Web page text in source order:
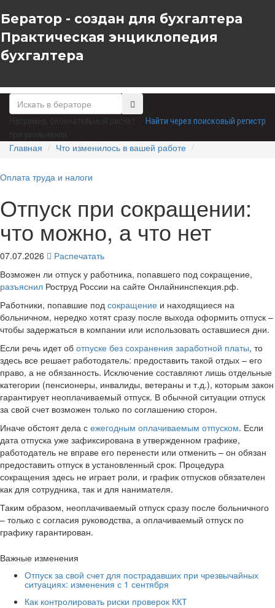
Бератор - создан для бухгалтера
Практическая энциклопедия
бухгалтера
Найти через поисковый регистр
Главная Что изменилось в вашей работе
Оплата труда и налоги
Отпуск при сокращении:
что можно, а что нет
07.07.2026
Распечатать
Возможен ли отпуск у работника, попавшего под сокращение,
разъяснил Роструд России на сайте Онлайнинспекция.рф.
Работники, попавшие под сокращение и находящиеся на
больничном, нередко хотят сразу после выхода оформить отпуск –
чтобы задержаться в компании или использовать оставшиеся дни.
Если речь идет об отпуске без сохранения заработной платы, то
здесь все решает работодатель: предоставить такой отдых – его
право, а не обязанность. Исключение составляют лишь отдельные
категории (пенсионеры, инвалиды, ветераны и т.д.), которым закон
гарантирует неоплачиваемый отпуск. В обычной ситуации отпуск
за свой счет возможен только по соглашению сторон.
Иначе обстоят дела с ежегодным оплачиваемым отпуском. Если
дата отпуска уже зафиксирована в утвержденном графике,
работодатель не вправе его перенести или отменить – он обязан
предоставить отпуск в установленный срок. Процедура
сокращения здесь не играет роли, и график отпусков обязателен
как для сотрудника, так и для нанимателя.
Таким образом, неоплачиваемый отпуск сразу после больничного
– только с согласия руководства, а оплачиваемый отпуск по
графику гарантирован.
Важные изменения
Отпуск за свой счет для пострадавших при чрезвычайных
ситуациях: изменения с 1 сентября
Как контролировать риски проверок ККТ